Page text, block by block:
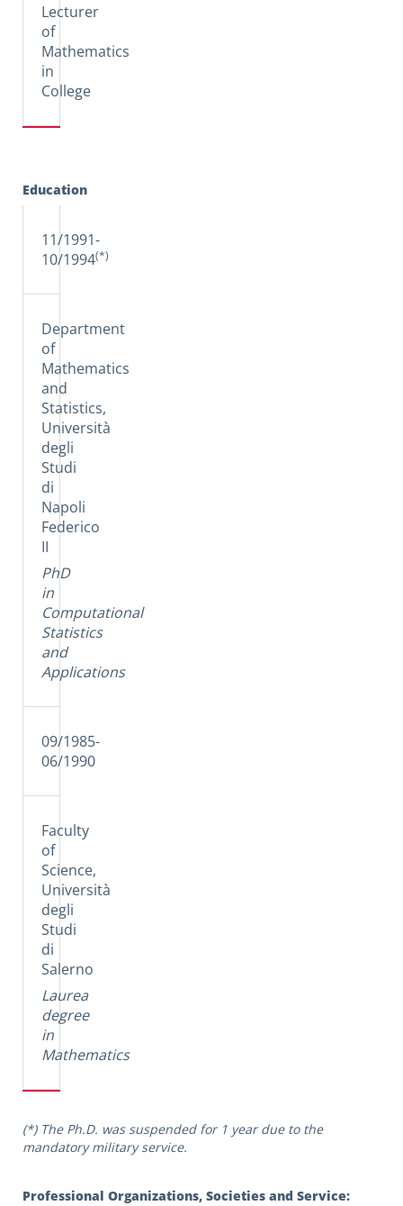
Lecturer
of
Mathematics
in
College
Education
11/1991-
10/1994(*)
Department
of
Mathematics
and
Statistics,
Università
degli
Studi
di
Napoli
Federico
II
PhD
in
Computational
Statistics
and
Applications
09/1985-
06/1990
Faculty
of
Science,
Università
degli
Studi
di
Salerno
Laurea
degree
in
Mathematics
(*) The Ph.D. was suspended for 1 year due to the
mandatory military service.
Professional Organizations, Societies and Service: